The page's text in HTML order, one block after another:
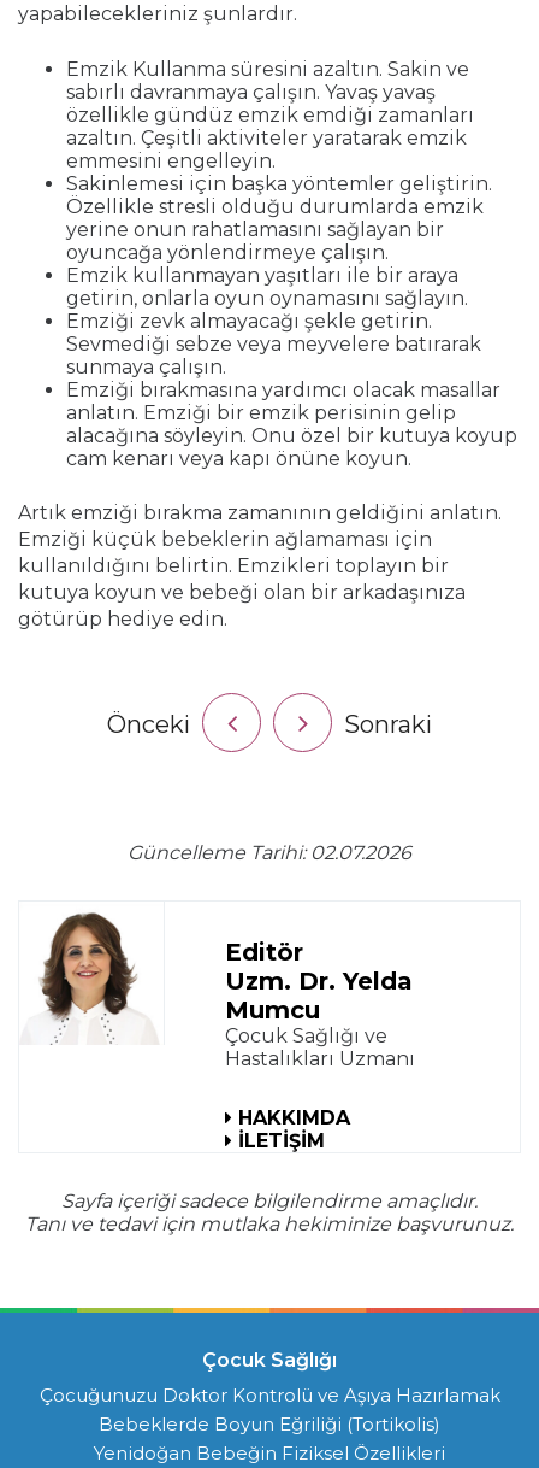
yapabilecekleriniz şunlardır.
Emzik Kullanma süresini azaltın. Sakin ve
sabırlı davranmaya çalışın. Yavaş yavaş
özellikle gündüz emzik emdiği zamanları
azaltın. Çeşitli aktiviteler yaratarak emzik
emmesini engelleyin.
Sakinlemesi için başka yöntemler geliştirin.
Özellikle stresli olduğu durumlarda emzik
yerine onun rahatlamasını sağlayan bir
oyuncağa yönlendirmeye çalışın.
Emzik kullanmayan yaşıtları ile bir araya
getirin, onlarla oyun oynamasını sağlayın.
Emziği zevk almayacağı şekle getirin.
Sevmediği sebze veya meyvelere batırarak
sunmaya çalışın.
Emziği bırakmasına yardımcı olacak masallar
anlatın. Emziği bir emzik perisinin gelip
alacağına söyleyin. Onu özel bir kutuya koyup
cam kenarı veya kapı önüne koyun.
Artık emziği bırakma zamanının geldiğini anlatın.
Emziği küçük bebeklerin ağlamaması için
kullanıldığını belirtin. Emzikleri toplayın bir
kutuya koyun ve bebeği olan bir arkadaşınıza
götürüp hediye edin.
Önceki Sonraki
Güncelleme Tarihi: 02.07.2026
Editör
Uzm. Dr. Yelda
Mumcu
Çocuk Sağlığı ve
Hastalıkları Uzmanı
HAKKIMDA
İLETİŞİM
Sayfa içeriği sadece bilgilendirme amaçlıdır.
Tanı ve tedavi için mutlaka hekiminize başvurunuz.
Çocuk Sağlığı
Çocuğunuzu Doktor Kontrolü ve Aşıya Hazırlamak
Bebeklerde Boyun Eğriliği (Tortikolis)
Yenidoğan Bebeğin Fiziksel Özellikleri